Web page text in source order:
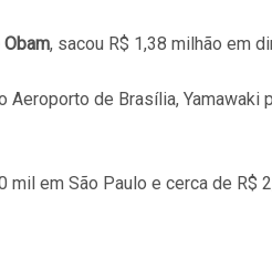
Obam, sacou R$ 1,38 milhão em
Aeroporto de Brasília,
mil em São Paulo e cerca de